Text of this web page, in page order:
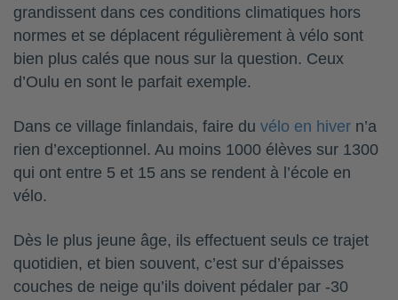
grandissent dans ces conditions climatiques hors
normes et se déplacent régulièrement à vélo sont
bien plus calés que nous sur la question. Ceux
d’Oulu en sont le parfait exemple.
Dans ce village finlandais, faire du vélo en hiver n’a
rien d’exceptionnel. Au moins 1000 élèves sur 1300
qui ont entre 5 et 15 ans se rendent à l’école en
vélo.
Dès le plus jeune âge, ils effectuent seuls ce trajet
quotidien, et bien souvent, c’est sur d’épaisses
couches de neige qu’ils doivent pédaler par -30